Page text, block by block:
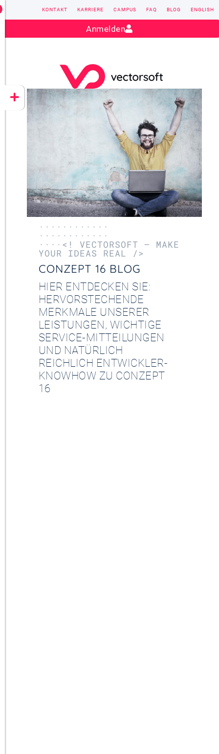
CONZEPT 16
YEET
Kontakt:sales@vectorsoft.de
KONTAKT KARRIERE CAMPUS FAQ BLOG ENGLISH
Anmelden
············
············
····<! VECTORSOFT – MAKE
YOUR IDEAS REAL />
CONZEPT 16 BLOG
HIER ENTDECKEN SIE:
HERVORSTECHENDE
MERKMALE UNSERER
LEISTUNGEN, WICHTIGE
SERVICE-MITTEILUNGEN
UND NATÜRLICH
REICHLICH ENTWICKLER-
KNOWHOW ZU CONZEPT
16